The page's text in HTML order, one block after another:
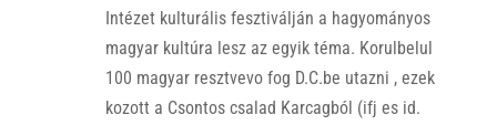
Intézet kulturális fesztiválján a hagyományos
magyar kultúra lesz az egyik téma. Korulbelul
100 magyar resztvevo fog D.C.be utazni , ezek
kozott a Csontos csalad Karcagból (ifj es id.